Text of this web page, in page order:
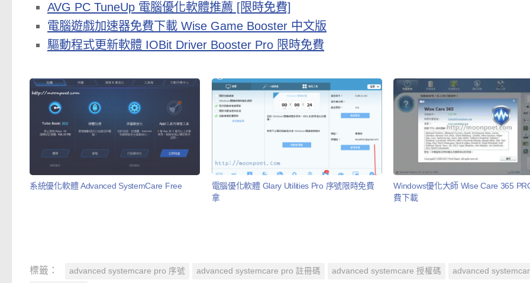
AVG PC TuneUp 電腦優化軟體推薦 [限時免費]
電腦遊戲加速器免費下載 Wise Game Booster 中文版
驅動程式更新軟體 IOBit Driver Booster Pro 限時免費
系統優化軟體 Advanced SystemCare Free
電腦優化軟體 Glary Utilities Pro 序號限時免費
拿
Windows優化大師 Wise Care 365
費下載
標籤： advanced systemcare pro 序號 advanced systemcare pro 註冊碼 advanced systemcare 授權碼 advanced